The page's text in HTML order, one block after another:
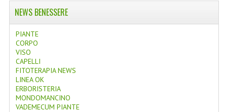
NEWS BENESSERE
PIANTE
CORPO
VISO
CAPELLI
FITOTERAPIA NEWS
LINEA OK
ERBORISTERIA
MONDOMANCINO
VADEMECUM PIANTE